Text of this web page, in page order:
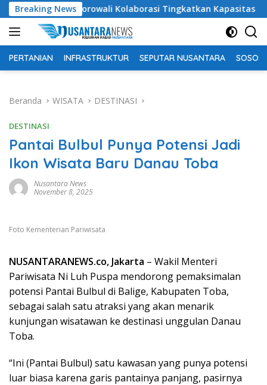
Langsung
ke
konten
Breaking News
Morowali Kolaborasi Tingkatkan Kapasitas 61 Kepala
PERTANIAN INFRASTRUKTUR SEPUTAR NUSANTARA SOSOK
Beranda WISATA DESTINASI
DESTINASI
Pantai Bulbul Punya Potensi Jadi
Ikon Wisata Baru Danau Toba
Nusantara News
November 8, 2025
Foto Kementerian Pariwisata
NUSANTARANEWS.co, Jakarta – Wakil Menteri
Pariwisata Ni Luh Puspa mendorong pemaksimalan
potensi Pantai Bulbul di Balige, Kabupaten Toba,
sebagai salah satu atraksi yang akan menarik
kunjungan wisatawan ke destinasi unggulan Danau
Toba.
“Ini (Pantai Bulbul) satu kawasan yang punya potensi
luar biasa karena garis pantainya panjang, pasirnya